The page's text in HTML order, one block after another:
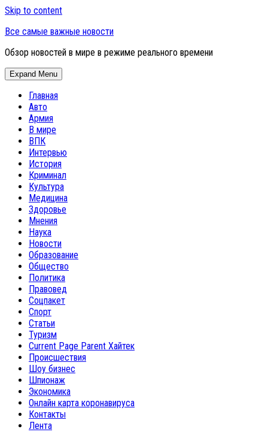
Skip to content
Все самые важные новости
Обзор новостей в мире в режиме реального времени
Expand Menu
Главная
Авто
Армия
В мире
ВПК
Интервью
История
Криминал
Культура
Медицина
Здоровье
Мнения
Наука
Новости
Образование
Общество
Политика
Правовед
Соцпакет
Спорт
Статьи
Туризм
Current Page Parent Хайтек
Происшествия
Шоу бизнес
Шпионаж
Экономика
Онлайн карта коронавируса
Контакты
Лента